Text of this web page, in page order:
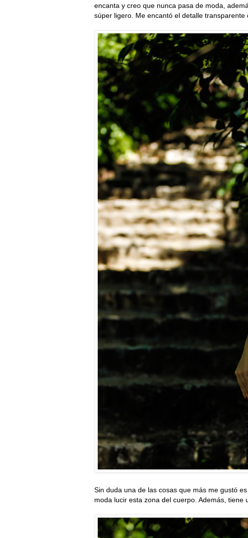
encanta y creo que nunca pasa de moda,
súper ligero. Me encantó el detalle
Sin duda una de las cosas que más me gustó
moda lucir esta zona del cuerpo. Además,